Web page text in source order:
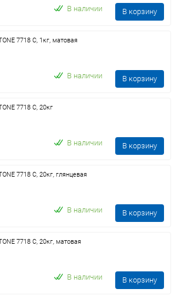
В наличии В корзину
7718 C, 1кг, матовая
В наличии В корзину
7718 C, 20кг
В наличии В корзину
7718 C, 20кг, глянцевая
В наличии В корзину
7718 C, 20кг, матовая
В наличии В корзину